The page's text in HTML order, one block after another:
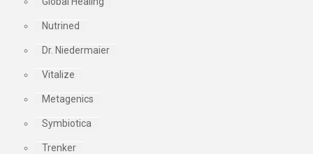
Nutrined
Dr. Niedermaier
Vitalize
Metagenics
Symbiotica
Trenker